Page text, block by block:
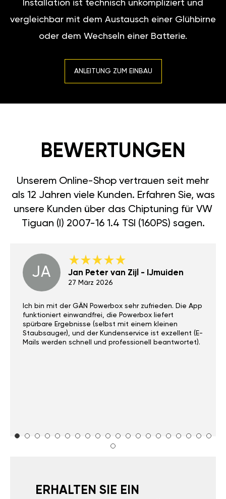
Installation ist technisch unkompliziert und
vergleichbar mit dem Austausch einer Glühbirne
oder dem Wechseln einer Batterie.
ANLEITUNG ZUM EINBAU
BEWERTUNGEN
Unserem Online-Shop vertrauen seit mehr
als 12 Jahren viele Kunden. Erfahren Sie, was
unsere Kunden über das Chiptuning für VW
Tiguan (I) 2007-16 1.4 TSI (160PS) sagen.
JA Jan Peter van Zijl - IJmuiden
27 März 2026
Ich bin mit der GÄN Powerbox sehr zufrieden. Die App
funktioniert einwandfrei, die Powerbox liefert
spürbare Ergebnisse (selbst mit einem kleinen
Staubsauger), und der Kundenservice ist exzellent (E-
Mails werden schnell und professionell beantwortet).
ERHALTEN SIE EIN